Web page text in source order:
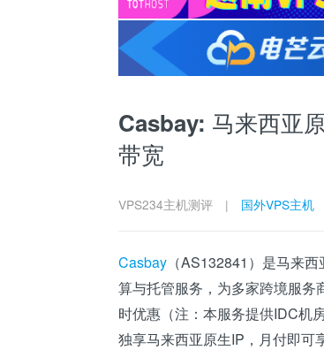
Casbay: 马来西亚
带宽
VPS234主机测评 | 国外VPS主机
Casbay （AS132841）是马来
算与托管服务，为多家跨境服
时优惠（注：本服务提供IDC机
独享马来西亚原生IP，月付即可